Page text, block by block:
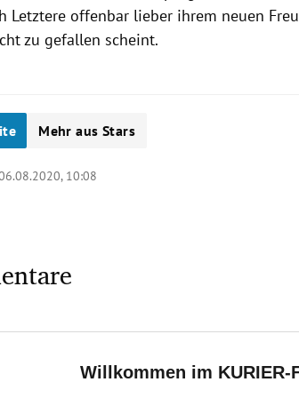
Letztere offenbar lieber ihrem neuen
zu gefallen scheint.
Mehr aus Stars
10:08